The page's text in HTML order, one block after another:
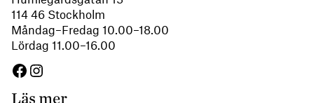
114 46 Stockholm
Måndag–Fredag 10.00–18.00
Lördag 11.00–16.00
Facebook
Instagram
Läs mer